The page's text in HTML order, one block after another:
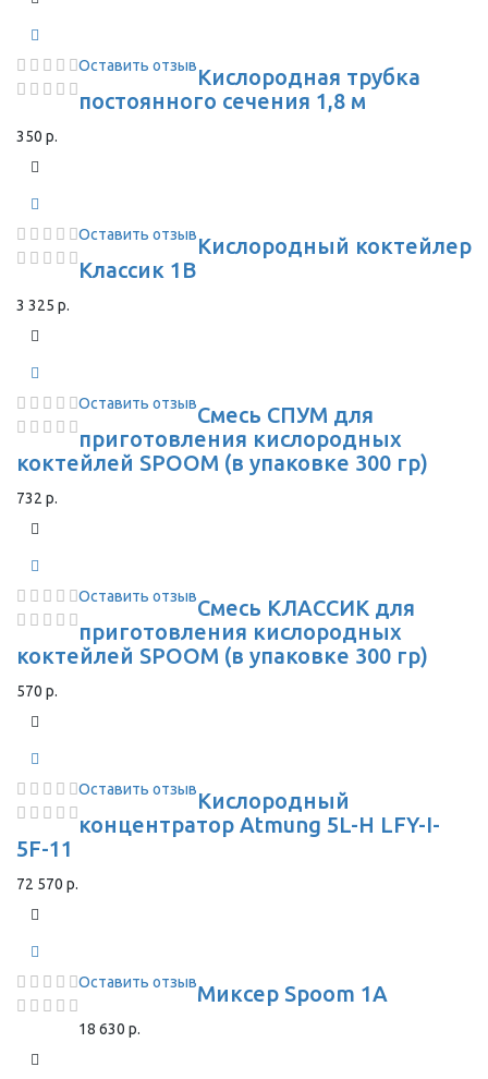
Оставить отзывКислородная трубка
постоянного сечения 1,8 м
350 р.
Оставить отзывКислородный коктейлер
Классик 1В
3 325 р.
Оставить отзывСмесь СПУМ для
приготовления кислородных
коктейлей SPOOM (в упаковке 300 гр)
732 р.
Оставить отзывСмесь КЛАССИК для
приготовления кислородных
коктейлей SPOOM (в упаковке 300 гр)
570 р.
Оставить отзывКислородный
концентратор Atmung 5L-H LFY-I-
5F-11
72 570 р.
Оставить отзывМиксер Spoom 1A
18 630 р.